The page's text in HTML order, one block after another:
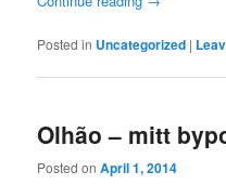
Posted in Uncategorized |
Olhão – mitt
Posted onApril 1, 2014